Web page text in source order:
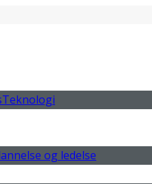
Teknologi
og ledelse